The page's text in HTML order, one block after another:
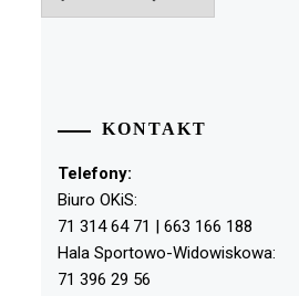
KONTAKT
Telefony:
Biuro OKiS:
71 314 64 71 | 663 166 188
Hala Sportowo-Widowiskowa:
71 396 29 56